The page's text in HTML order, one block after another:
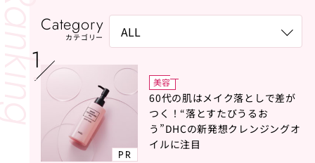
Category
カテゴリー
PR
美容
60代の肌はメイク落としで差が
つく！“落とすたびうるお
う”DHCの新発想クレンジングオ
イルに注目